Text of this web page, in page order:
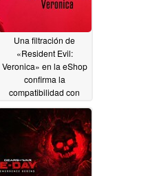
Una filtración de
«Resident Evil:
Veronica» en la eShop
confirma la
compatibilidad con
Amiibo y HDR06/25/2026